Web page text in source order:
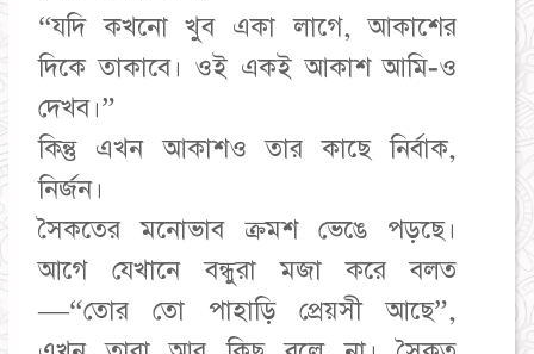
“যদি কখনো খুব একা লাগে, আকাশের
দিকে তাকাবে। ওই একই আকাশ আমি-ও
দেখব।”
কিন্তু এখন আকাশও তার কাছে নির্বাক,
নির্জন।
সৈকতের মনোভাব ক্রমশ ভেঙে পড়ছে।
আগে যেখানে বন্ধুরা মজা করে বলত
—“তোর তো পাহাড়ি প্রেয়সী আছে”,